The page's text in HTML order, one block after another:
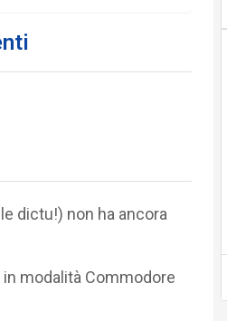
dictu!) non ha ancora
modalità Commodore